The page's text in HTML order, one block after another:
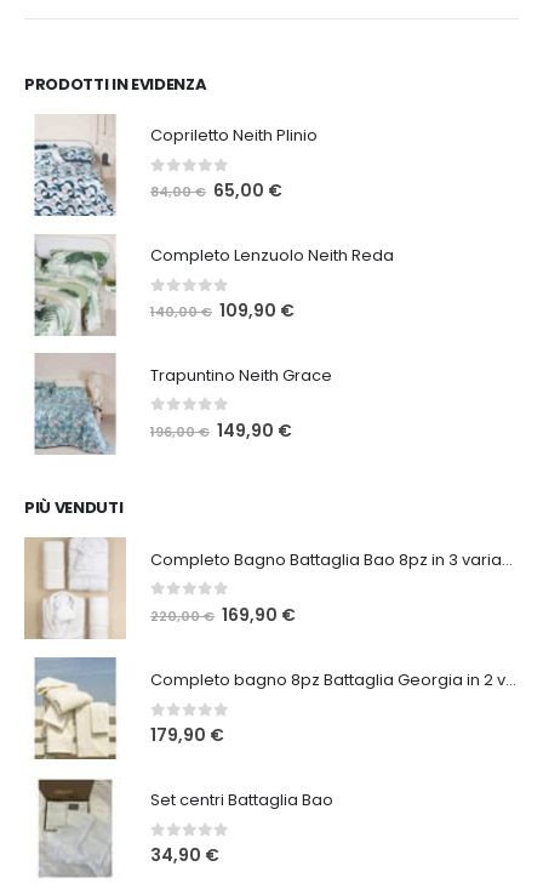
PRODOTTI IN EVIDENZA
Copriletto Neith Plinio
0 Su 5
84,00€ Il
era:
84,00 €.
65,00 €Il
è:
Completo Lenzuolo Neith Reda
140,00€ Il
era:
140,00 €.
109,90 €Il
è:
Trapuntino Neith Grace
196,00€ Il149,90 €Il
PIÙ VENDUTI
Completo Bagno Battaglia Bao 8pz in 3 varianti
220,00€ Il
era:
220,00 €.
169,90 €Il
è:
Completo bagno 8pz Battaglia Georgia in 2 varianti
0Su 5
179,90 €
Set centri Battaglia Bao
0 Su 5
34,90 €